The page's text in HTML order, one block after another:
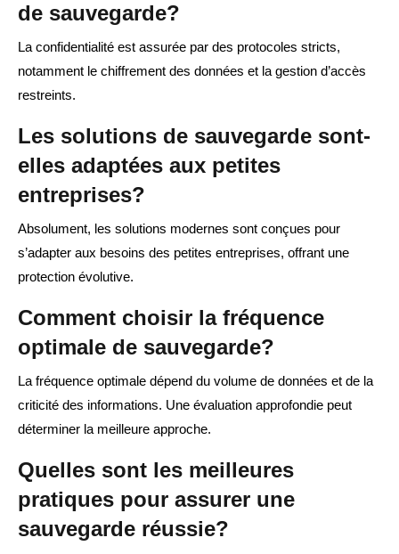
de sauvegarde?
La confidentialité est assurée par des protocoles stricts,
notamment le chiffrement des données et la gestion d’accès
restreints.
Les solutions de sauvegarde sont-
elles adaptées aux petites
entreprises?
Absolument, les solutions modernes sont conçues pour
s’adapter aux besoins des petites entreprises, offrant une
protection évolutive.
Comment choisir la fréquence
optimale de sauvegarde?
La fréquence optimale dépend du volume de données et de la
criticité des informations. Une évaluation approfondie peut
déterminer la meilleure approche.
Quelles sont les meilleures
pratiques pour assurer une
sauvegarde réussie?